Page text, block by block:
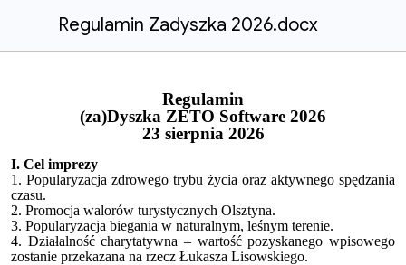
Regulamin Zadyszka 2026.docx
Regulamin
(za)Dyszka ZETO Software 2026
23 sierpnia 2026
I. Cel imprezy
1. Popularyzacja zdrowego trybu życia oraz aktywnego spędzania
czasu.
2. Promocja walorów turystycznych Olsztyna.
3. Popularyzacja biegania w naturalnym, leśnym terenie.
4. Działalność charytatywna – wartość pozyskanego wpisowego
zostanie przekazana na rzecz Łukasza Lisowskiego.